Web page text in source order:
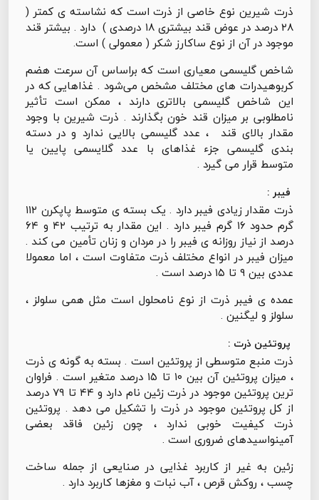
ذرت شیرین نوع خاصی از ذرت است که نشاسته ی کمتر (
۲۸ درصد در عوض قند بیشتری ۱۸ درصدی ) دارد . بیشتر قند
موجود در آن از نوع ساکارز شکر ( معمولی ) است.
شاخص گلیسمی معیاری است که براساس آن سرعت هضم
کربوهیدرات های مختلف مشخص می‌شود . غذاهایی که در
این شاخص گلیسمی بالاتری دارند ، ممکن است تأثیر
نامطلوبی بر میزان قند خون بگذارند . ذرت شیرین با وجود
مقدار بالای قند ، عدد گلیسمی بالایی ندارد و در دسته
بندی گلیسمی جزء غذاهای با عدد گلایسمی پایین یا
متوسط قرار می گیرد .
فيبر :
ذرت مقدار زیادی فیبر دارد . یک بسته ی متوسط پاپکرن ۱۱۲
گرم حدود ۱۶ گرم فیبر دارد . این مقدار به ترتیب ۴۲ و ۶۴
درصد از نیاز روزانه ی فیبر را در مردان و زنان تأمین می کند .
میزان فیبر در انواع مختلف ذرت متفاوت است ، اما معمولا
عددی بین ۹ تا ۱۵ درصد است .
عمده ی فیبر ذرت از نوع نامحلول است مثل همی سلولز ،
سلولز و لیگنین .
پروتئین ذرت :
ذرت منبع متوسطی از پروتئین است . بسته به گونه ی ذرت
، میزان پروتئین آن بین ۱۰ تا ۱۵ درصد متغیر است . فراوان
ترین پروتئین موجود در ذرت زئین نام دارد و ۴۴ تا ۷۹ درصد
از کل پروتئین موجود در ذرت را تشکیل می دهد . پروتئین
ذرت کیفیت خوبی ندارد ، چون زئین فاقد بعضی
آمینواسیدهای ضروری است .
زئین به غیر از کاربرد غذایی در صنایعی از جمله ساخت
چسب ، روکش قرص ، آب نبات و مغزها کاربرد دارد .